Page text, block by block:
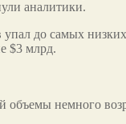
аналитики.
до самых
$3 млрд.
немного